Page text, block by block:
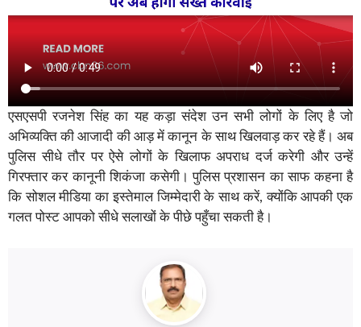
एसएसपी रजनेश सिंह का यह कड़ा संदेश उन सभी लोगों के लिए है जो
अभिव्यक्ति की आजादी की आड़ में कानून के साथ खिलवाड़ कर रहे हैं। अब
पुलिस सीधे तौर पर ऐसे लोगों के खिलाफ अपराध दर्ज करेगी और उन्हें
गिरफ्तार कर कानूनी शिकंजा कसेगी। पुलिस प्रशासन का साफ कहना है
कि सोशल मीडिया का इस्तेमाल जिम्मेदारी के साथ करें, क्योंकि आपकी एक
गलत पोस्ट आपको सीधे सलाखों के पीछे पहुँचा सकती है।